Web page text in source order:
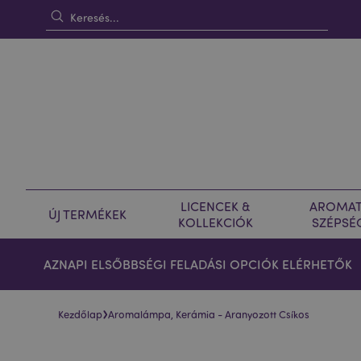
ÚJ TERMÉKEK
LICENCEK &
KOLLEKCIÓK
AZNAPI ELSŐBBSÉGI FELADÁSI OPCIÓK ELÉRHETŐK
Kezdőlap›Aromalámpa, Kerámia - Aranyozott Csíkos